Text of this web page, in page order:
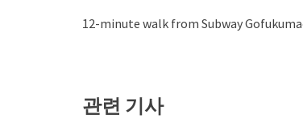
12-minute walk from Subway
관련 기사